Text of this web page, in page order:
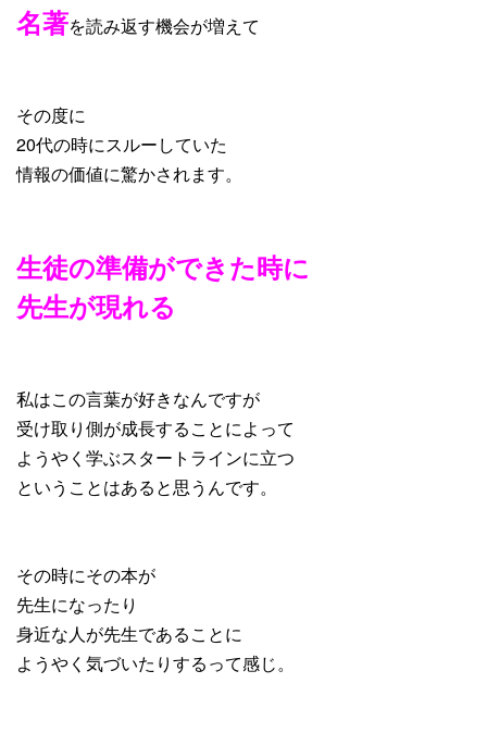
名著を読み返す機会が増えて
その度に
20代の時にスルーしていた
情報の価値に驚かされます。
生徒の準備ができた時に
先生が現れる
私はこの言葉が好きなんですが
受け取り側が成長することによって
ようやく学ぶスタートラインに立つ
ということはあると思うんです。
その時にその本が
先生になったり
身近な人が先生であることに
ようやく気づいたりするって感じ。